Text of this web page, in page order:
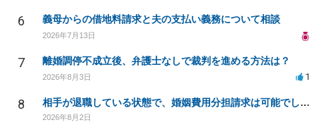
6 義母からの借地料請求と夫の支払い義務について相談
2026年7月13日
7 離婚調停不成立後、弁護士なしで裁判を進める方法は？
2026年8月3日 1
8 相手が退職している状態で、婚姻費用分担請求は可能でしょうか？
2026年8月2日